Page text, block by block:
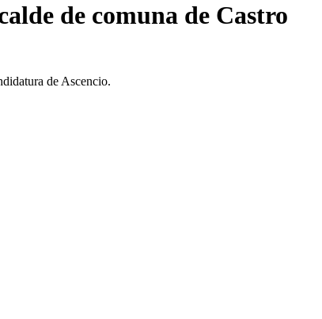
de comuna de Castro
de Ascencio.